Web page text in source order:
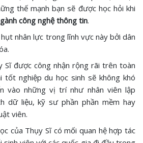
thế mạnh bạn sẽ được học hỏi khi
công nghệ thông tin.
nhân lực trong lĩnh vực này bởi dân
Sĩ được công nhận rộng rãi trên toàn
tốt nghiệp du học sinh sẽ không khó
vào những vị trí như nhân viên lập
dữ liệu, kỹ sư phần phần mềm hay
viên.
của Thụy Sĩ có mối quan hệ hợp tác